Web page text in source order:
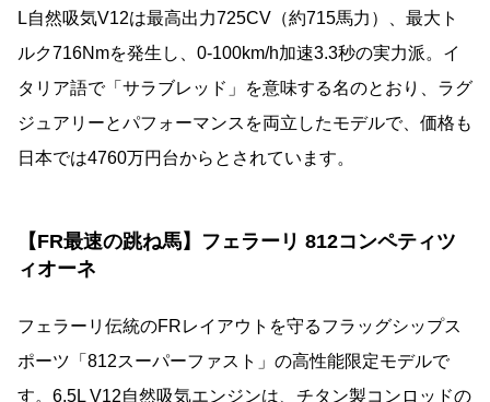
L自然吸気V12は最高出力725CV（約715馬力）、最大ト
ルク716Nmを発生し、0-100km/h加速3.3秒の実力派。イ
タリア語で「サラブレッド」を意味する名のとおり、ラグ
ジュアリーとパフォーマンスを両立したモデルで、価格も
日本では4760万円台からとされています。
【FR最速の跳ね馬】フェラーリ 812コンペティツ
ィオーネ
フェラーリ伝統のFRレイアウトを守るフラッグシップス
ポーツ「812スーパーファスト」の高性能限定モデルで
す。6.5L V12自然吸気エンジンは、チタン製コンロッドの